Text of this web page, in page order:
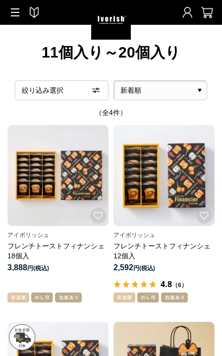
11個入り～20個入り
絞り込み選択
（全4件）
アイボリッシュ
フレンチトーストフィナンシェ
18個入
3,888円
アイボリッシュ
フレンチトーストフィナンシェ
12個入
2,592円
4.8 （6）